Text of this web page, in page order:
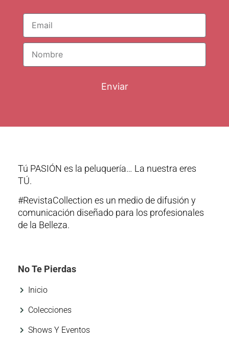
Enviar
Tú PASIÓN es la peluquería… La nuestra eres
TÚ.
#RevistaCollection es un medio de difusión y
comunicación diseñado para los profesionales
de la Belleza.
No Te Pierdas
Inicio
Colecciones
Shows Y Eventos